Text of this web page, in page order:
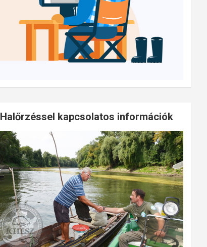
Halőrzéssel kapcsolatos információk